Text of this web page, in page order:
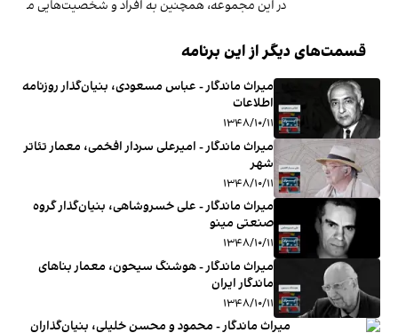
در این مجموعه، همچنین به افراد و شخصیت‌هایی معرفی
قسمت‌های دیگر از این برنامه
میراث ماندگار - عباس مسعودی، بنیان‌گذار روزنامه
اطلاعات
۱۳۴۸/۱۰/۱۱
میراث ماندگار - امیرعلی سردار ‌افخمی، معمار تئاتر
شهر
۱۳۴۸/۱۰/۱۱
میراث ماندگار - علی خسروشاهی، بنیان‌گذار گروه
صنعتی مینو
۱۳۴۸/۱۰/۱۱
میراث ماندگار - هوشنگ سیحون، معمار بناهای
ماندگار ایران
۱۳۴۸/۱۰/۱۱
میراث ماندگار - محمود و محسن خلیلی، بنیان‌گذاران